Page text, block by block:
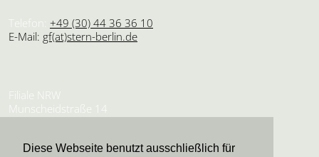
Diese Webseite benutzt ausschließlich für
Telefon: +49 (30) 44 36 36 10
E-Mail: gf(at)stern-berlin.de
Filiale NRW
Munscheidstraße 14